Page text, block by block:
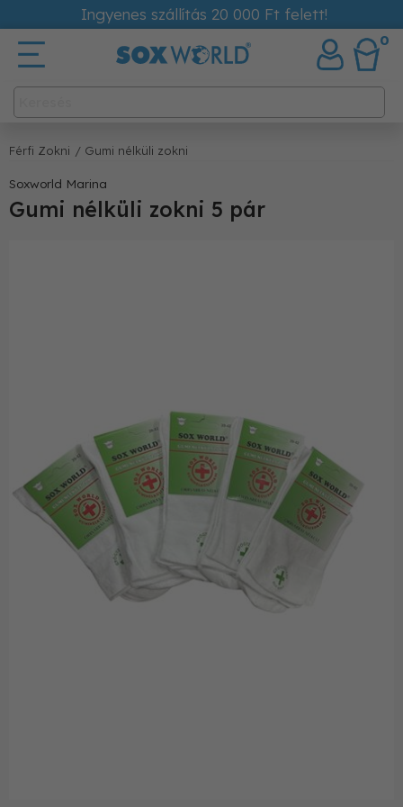
Ingyenes szállítás 20 000 Ft felett!
0
Férfi Zokni / Gumi nélküli zokni
Soxworld Marina
Gumi nélküli zokni 5 pár